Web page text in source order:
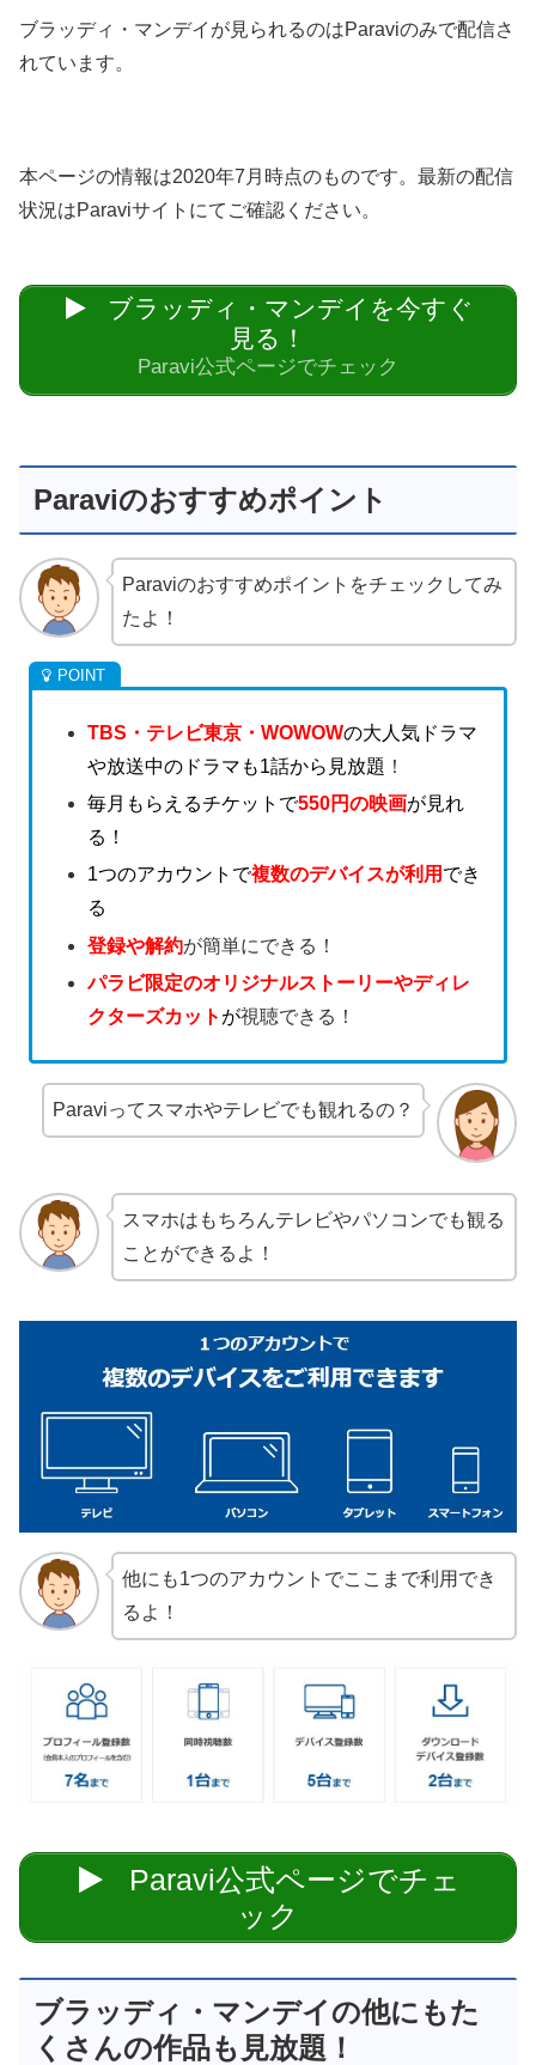
ブラッディ・マンデイが見られるのはParaviのみで配信さ
れています。
本ページの情報は2020年7月時点のものです。最新の配信
状況はParaviサイトにてご確認ください。
ブラッディ・マンデイを今すぐ
見る！
Paravi公式ページでチェック
Paraviのおすすめポイント
Paraviのおすすめポイントをチェックしてみ
たよ！
TBS・テレビ東京・WOWOWの大人気ドラマ
や放送中のドラマも1話から見放題 ！
毎月もらえるチケットで550円の映画が見れ
る！
1つのアカウントで複数のデバイスが利用 でき
る
登録や解約が簡単にできる！
パラビ限定のオリジナルストーリーやディレ
クターズカット が視聴できる！
Paraviってスマホやテレビでも観れるの？
スマホはもちろんテレビやパソコンでも観る
ことができるよ！
他にも1つのアカウントでここまで利用でき
るよ！
Paravi公式ページでチェ
ック
ブラッディ・マンデイの他にもた
くさんの作品も見放題！